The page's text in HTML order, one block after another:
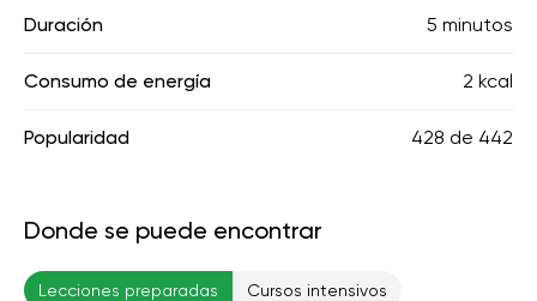
Duración 5 minutos
Consumo de energía 2 kcal
Popularidad 428 de 442
Donde se puede encontrar
Lecciones preparadas Cursos intensivos